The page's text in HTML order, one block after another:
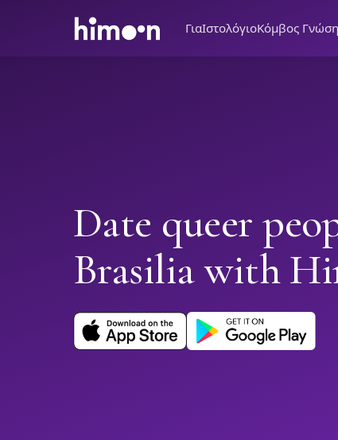
ΓιαΙστολόγιοΚόμβος
Date queer
Brasilia with